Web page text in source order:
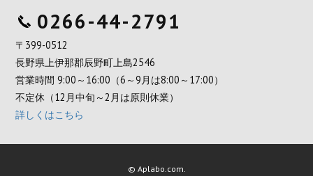
0266-44-2791
〒399-0512
長野県上伊那郡辰野町上島2546
営業時間 9:00～16:00（6～9月は8:00～17:00）
不定休（12月中旬～2月は原則休業）
詳しくはこちら
© Aplabo.com.